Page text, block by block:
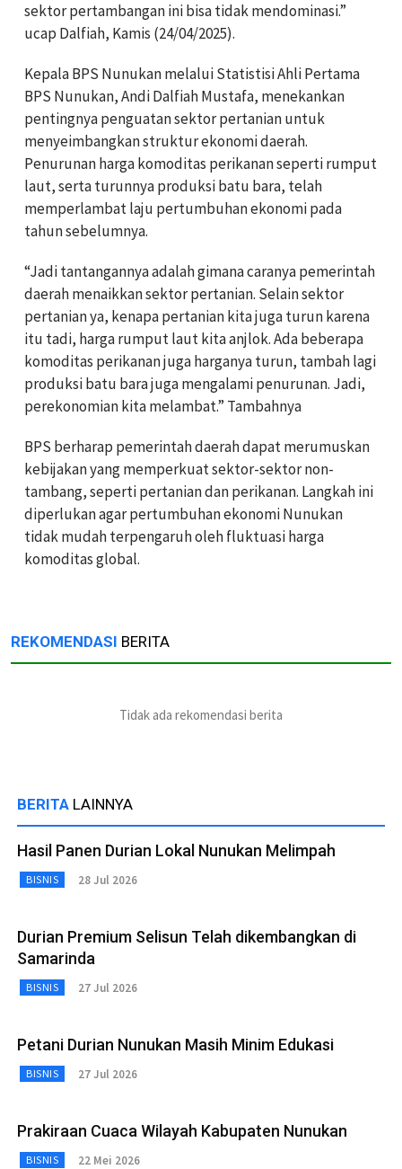
sektor pertambangan ini bisa tidak mendominasi.”
ucap Dalfiah, Kamis (24/04/2025).
Kepala BPS Nunukan melalui Statistisi Ahli Pertama
BPS Nunukan, Andi Dalfiah Mustafa, menekankan
pentingnya penguatan sektor pertanian untuk
menyeimbangkan struktur ekonomi daerah.
Penurunan harga komoditas perikanan seperti rumput
laut, serta turunnya produksi batu bara, telah
memperlambat laju pertumbuhan ekonomi pada
tahun sebelumnya.
“Jadi tantangannya adalah gimana caranya pemerintah
daerah menaikkan sektor pertanian. Selain sektor
pertanian ya, kenapa pertanian kita juga turun karena
itu tadi, harga rumput laut kita anjlok. Ada beberapa
komoditas perikanan juga harganya turun, tambah lagi
produksi batu bara juga mengalami penurunan. Jadi,
perekonomian kita melambat.” Tambahnya
BPS berharap pemerintah daerah dapat merumuskan
kebijakan yang memperkuat sektor-sektor non-
tambang, seperti pertanian dan perikanan. Langkah ini
diperlukan agar pertumbuhan ekonomi Nunukan
tidak mudah terpengaruh oleh fluktuasi harga
komoditas global.
REKOMENDASI BERITA
Tidak ada rekomendasi berita
BERITA LAINNYA
Hasil Panen Durian Lokal Nunukan Melimpah
BISNIS 28 Jul 2026
Durian Premium Selisun Telah dikembangkan di
Samarinda
BISNIS 27 Jul 2026
Petani Durian Nunukan Masih Minim Edukasi
BISNIS 27 Jul 2026
Prakiraan Cuaca Wilayah Kabupaten Nunukan
BISNIS 22 Mei 2026